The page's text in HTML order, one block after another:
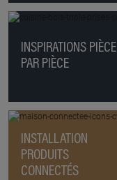
INSPIRATIONS PIÈCE
PAR PIÈCE
INSTALLATION
PRODUITS
CONNECTÉS